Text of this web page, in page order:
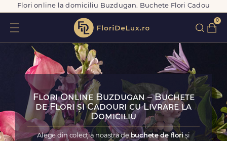
Flori online la domiciliu Buzdugan. Buchete Flori Cadou
0
Flori Online Buzdugan – Buchete
de Flori și Cadouri cu Livrare la
Domiciliu
Alege din colecția noastră de buchete de floriși